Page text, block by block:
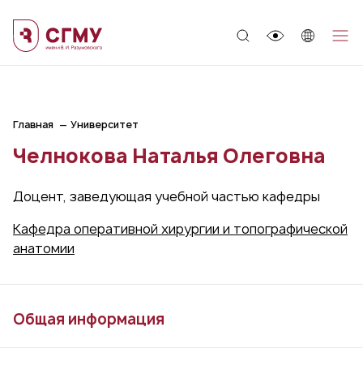
Главная Университет
Челнокова Наталья Олеговна
Доцент, заведующая учебной частью кафедры
Кафедра оперативной хирургии и топографической
анатомии
Общая информация